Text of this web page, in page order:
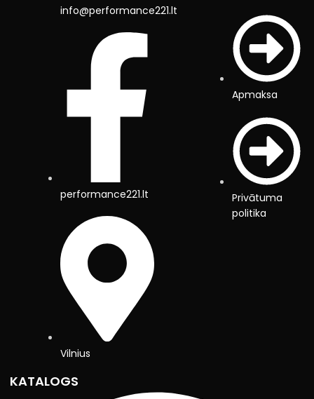
info@performance221.lt
performance221.lt
Vilnius
Apmaksa
Privātuma
politika
KATALOGS